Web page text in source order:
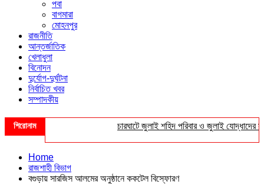
পবা
বাগমারা
মোহনপুর
রাজনীতি
আন্তর্জাতিক
খেলাধুলা
বিনোদন
দুর্যোগ-দুর্ঘটনা
নির্বাচিত খবর
সম্পাদকীয়
শিরোনাম চারঘাটে জুলাই শহিদ পরিবার ও জুলাই যোদ্ধাদের
Home
রাজশাহী বিভাগ
বগুড়ায় সারজিস আলমের অনুষ্ঠানে ককটেল বিস্ফোরণ